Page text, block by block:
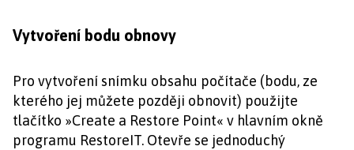
Vytvoření bodu obnovy
Pro vytvoření snímku obsahu počítače (bodu, ze
kterého jej můžete později obnovit) použijte
tlačítko »Create a Restore Point« v hlavním okně
programu RestoreIT. Otevře se jednoduchý